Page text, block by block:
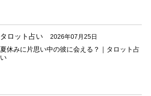
タロット占い 2026年07月25日
夏休みに片思い中の彼に会える？｜タロット占
い